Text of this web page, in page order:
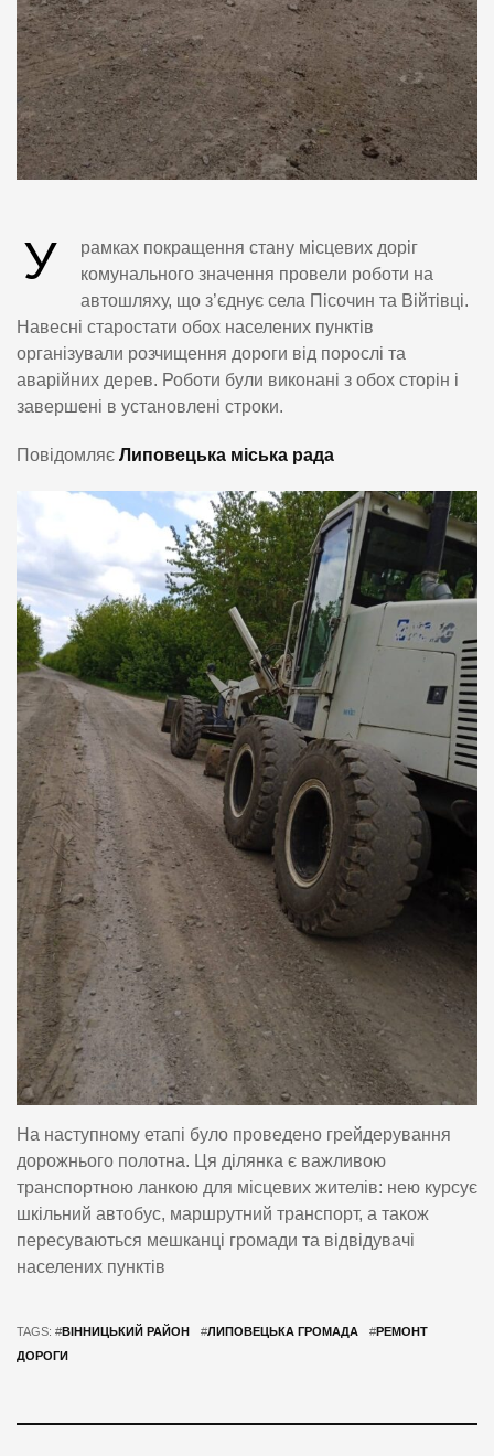
У
рамках покращення стану місцевих доріг
комунального значення провели роботи на
автошляху, що з’єднує села Пісочин та Війтівці.
Навесні старостати обох населених пунктів
організували розчищення дороги від порослі та
аварійних дерев. Роботи були виконані з обох сторін і
завершені в установлені строки.
Повідомляє Липовецька міська рада
На наступному етапі було проведено грейдерування
дорожнього полотна. Ця ділянка є важливою
транспортною ланкою для місцевих жителів: нею курсує
шкільний автобус, маршрутний транспорт, а також
пересуваються мешканці громади та відвідувачі
населених пунктів
TAGS: #ВІННИЦЬКИЙ РАЙОН #ЛИПОВЕЦЬКА ГРОМАДА #РЕМОНТ
ДОРОГИ